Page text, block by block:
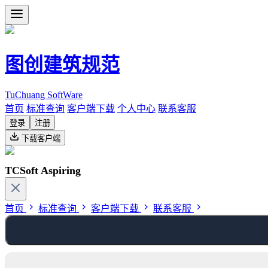
图创建筑规范
TuChuang SoftWare
首页 标准查询 客户端下载 个人中心 联系客服
登录
注册
下载客户端
TCSoft Aspiring
首页 标准查询 客户端下载 联系客服